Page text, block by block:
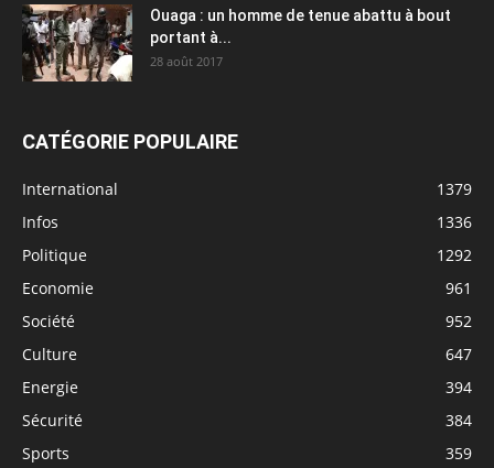
Ouaga : un homme de tenue abattu à bout
portant à...
28 août 2017
CATÉGORIE POPULAIRE
International
1379
Infos
1336
Politique
1292
Economie
961
Société
952
Culture
647
Energie
394
Sécurité
384
Sports
359